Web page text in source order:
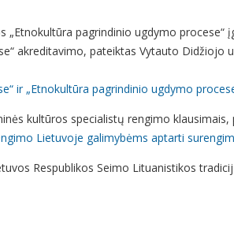
pagrindinio ugdymo procese“
akreditavimo, pateiktas Vytauto Didžiojo
ir „Etnokultūra pagrindinio ugdymo
kultūros specialistų rengimo
Lietuvoje galimybėms aptarti
Respublikos Seimo Lituanistikos